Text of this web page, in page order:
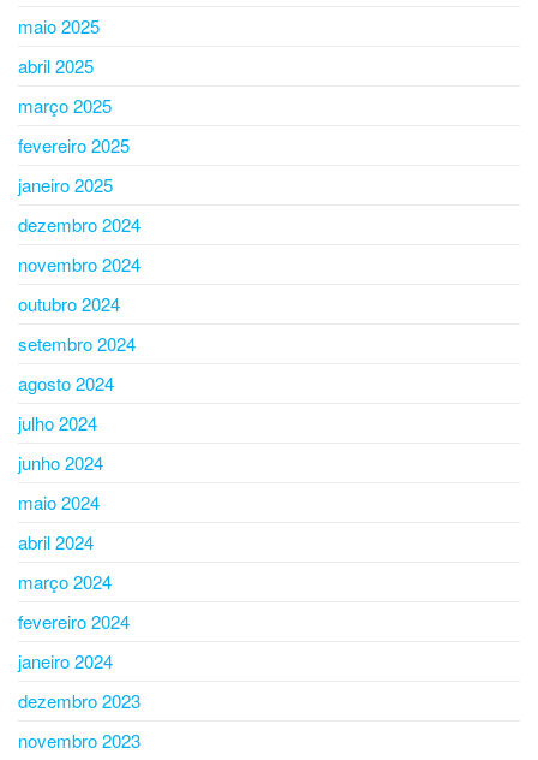
maio 2025
abril 2025
março 2025
fevereiro 2025
janeiro 2025
dezembro 2024
novembro 2024
outubro 2024
setembro 2024
agosto 2024
julho 2024
junho 2024
maio 2024
abril 2024
março 2024
fevereiro 2024
janeiro 2024
dezembro 2023
novembro 2023